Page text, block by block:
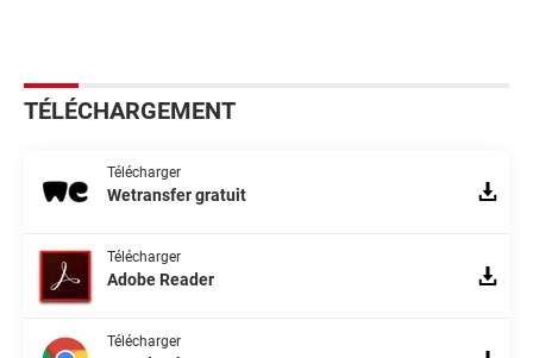
TÉLÉCHARGEMENT
Télécharger
Wetransfer gratuit
Télécharger
Adobe Reader
Télécharger